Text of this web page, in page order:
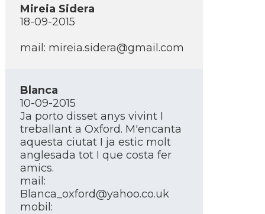
Mireia Sidera
18-09-2015
mail: mireia.sidera@gmail.com
Blanca
10-09-2015
Ja porto disset anys vivint I
treballant a Oxford. M'encanta
aquesta ciutat I ja estic molt
anglesada tot I que costa fer
amics.
mail:
Blanca_oxford@yahoo.co.uk
mobil: